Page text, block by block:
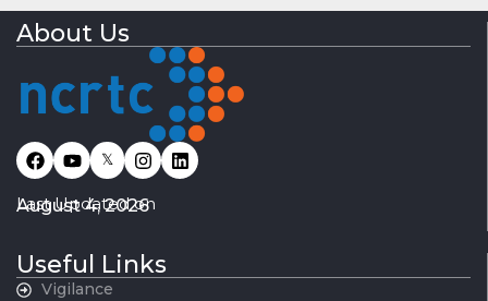
About Us
𝕏
Last Updated on
August 4, 2026
Useful Links
Vigilance